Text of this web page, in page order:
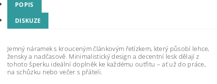
POPIS
DISKUZE
Jemný náramek s krouceným článkovým řetízkem, který působí lehce,
žensky a nadčasově. Minimalistický design a decentní lesk dělají z
tohoto šperku ideální doplněk ke každému outfitu – ať už do práce,
na schůzku nebo večer s přáteli.